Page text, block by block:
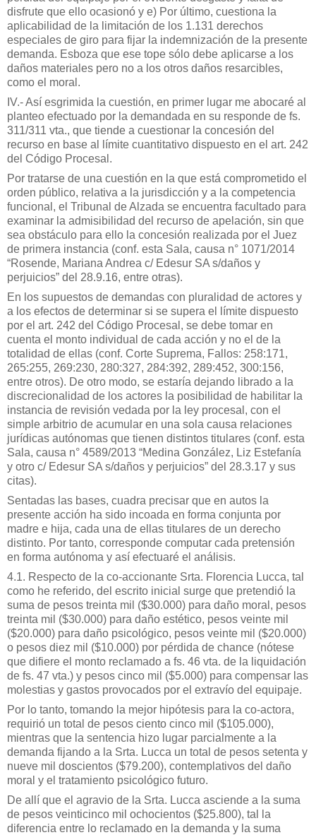
disfrute que ello ocasionó y e) Por último, cuestiona la
aplicabilidad de la limitación de los 1.131 derechos
especiales de giro para fijar la indemnización de la presente
demanda. Esboza que ese tope sólo debe aplicarse a los
daños materiales pero no a los otros daños resarcibles,
como el moral.
IV.- Así esgrimida la cuestión, en primer lugar me abocaré al
planteo efectuado por la demandada en su responde de fs.
311/311 vta., que tiende a cuestionar la concesión del
recurso en base al límite cuantitativo dispuesto en el art. 242
del Código Procesal.
Por tratarse de una cuestión en la que está comprometido el
orden público, relativa a la jurisdicción y a la competencia
funcional, el Tribunal de Alzada se encuentra facultado para
examinar la admisibilidad del recurso de apelación, sin que
sea obstáculo para ello la concesión realizada por el Juez
de primera instancia (conf. esta Sala, causa n° 1071/2014
“Rosende, Mariana Andrea c/ Edesur SA s/daños y
perjuicios” del 28.9.16, entre otras).
En los supuestos de demandas con pluralidad de actores y
a los efectos de determinar si se supera el límite dispuesto
por el art. 242 del Código Procesal, se debe tomar en
cuenta el monto individual de cada acción y no el de la
totalidad de ellas (conf. Corte Suprema, Fallos: 258:171,
265:255, 269:230, 280:327, 284:392, 289:452, 300:156,
entre otros). De otro modo, se estaría dejando librado a la
discrecionalidad de los actores la posibilidad de habilitar la
instancia de revisión vedada por la ley procesal, con el
simple arbitrio de acumular en una sola causa relaciones
jurídicas autónomas que tienen distintos titulares (conf. esta
Sala, causa n° 4589/2013 “Medina González, Liz Estefanía
y otro c/ Edesur SA s/daños y perjuicios” del 28.3.17 y sus
citas).
Sentadas las bases, cuadra precisar que en autos la
presente acción ha sido incoada en forma conjunta por
madre e hija, cada una de ellas titulares de un derecho
distinto. Por tanto, corresponde computar cada pretensión
en forma autónoma y así efectuaré el análisis.
4.1. Respecto de la co-accionante Srta. Florencia Lucca, tal
como he referido, del escrito inicial surge que pretendió la
suma de pesos treinta mil ($30.000) para daño moral, pesos
treinta mil ($30.000) para daño estético, pesos veinte mil
($20.000) para daño psicológico, pesos veinte mil ($20.000)
o pesos diez mil ($10.000) por pérdida de chance (nótese
que difiere el monto reclamado a fs. 46 vta. de la liquidación
de fs. 47 vta.) y pesos cinco mil ($5.000) para compensar las
molestias y gastos provocados por el extravío del equipaje.
Por lo tanto, tomando la mejor hipótesis para la co-actora,
requirió un total de pesos ciento cinco mil ($105.000),
mientras que la sentencia hizo lugar parcialmente a la
demanda fijando a la Srta. Lucca un total de pesos setenta y
nueve mil doscientos ($79.200), contemplativos del daño
moral y el tratamiento psicológico futuro.
De allí que el agravio de la Srta. Lucca asciende a la suma
de pesos veinticinco mil ochocientos ($25.800), tal la
diferencia entre lo reclamado en la demanda y la suma